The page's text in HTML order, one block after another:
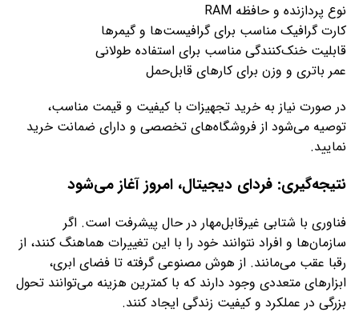
نوع پردازنده و حافظه RAM
کارت گرافیک مناسب برای گرافیست‌ها و گیمرها
قابلیت خنک‌کنندگی مناسب برای استفاده طولانی
عمر باتری و وزن برای کارهای قابل‌حمل
در صورت نیاز به خرید تجهیزات با کیفیت و قیمت مناسب،
توصیه می‌شود از فروشگاه‌های تخصصی و دارای ضمانت خرید
نمایید.
نتیجه‌گیری: فردای دیجیتال، امروز آغاز می‌شود
فناوری با شتابی غیرقابل‌مهار در حال پیشرفت است. اگر
سازمان‌ها و افراد نتوانند خود را با این تغییرات هماهنگ کنند، از
رقبا عقب می‌مانند. از هوش مصنوعی گرفته تا فضای ابری،
ابزارهای متعددی وجود دارند که با کمترین هزینه می‌توانند تحول
بزرگی در عملکرد و کیفیت زندگی ایجاد کنند.